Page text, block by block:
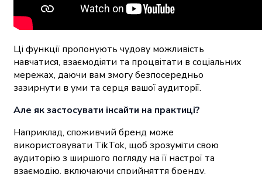
Ці функції пропонують чудову можливість
навчатися, взаємодіяти та процвітати в соціальних
мережах, даючи вам змогу безпосередньо
зазирнути в уми та серця вашої аудиторії.
Але як застосувати інсайти на практиці?
Наприклад, споживчий бренд може
використовувати TikTok, щоб зрозуміти свою
аудиторію з ширшого погляду на її настрої та
взаємодію, включаючи сприйняття бренду,